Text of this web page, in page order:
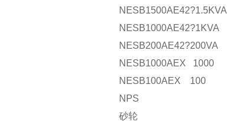
NESB1500AE42?1.5KVA
NESB1000AE42?1KVA
NESB200AE42?200VA
NESB1000AEX 1000
NESB100AEX 100
NPS
砂轮